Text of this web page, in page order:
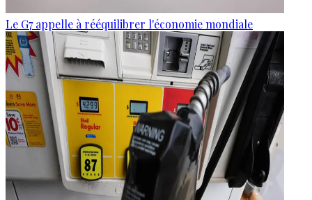
Le G7 appelle à rééquilibrer l'économie mondiale